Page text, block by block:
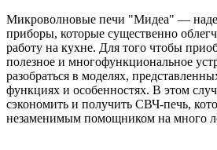
Микроволновые печи "Мидеа" ―
приборы, которые существенно
работу на кухне. Для того чтобы
полезное и многофункциональное
разобраться в моделях,
функциях и особенностях. В этом
сэкономить и получить СВЧ-печь,
незаменимым помощником на много